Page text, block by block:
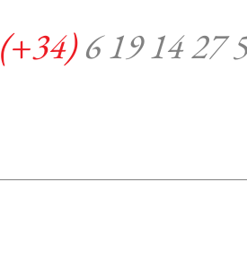
(+34)6 19 14 27